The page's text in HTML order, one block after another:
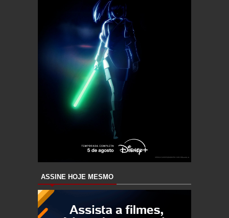
ASSINE HOJE MESMO